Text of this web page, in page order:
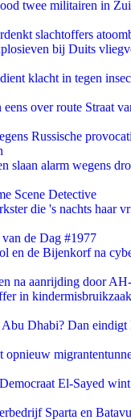
twee militairen in
slachtoffers
bij Duits
klacht in tegen
eens over route Straat
Russische
slaan alarm wegens
Scene Detective
die 's nachts haar
de Dag #1977
en de Bijenkorf na
na aanrijding door
in
Abu Dhabi? Dan eindigt
El-Sayed
Sparta en